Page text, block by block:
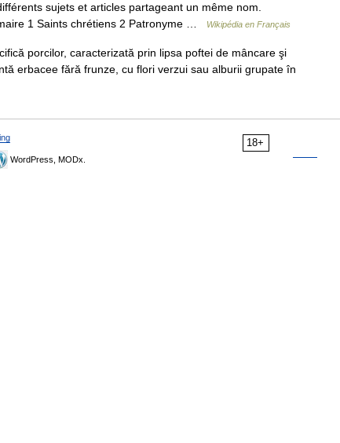
sujets et articles partageant un même nom.
1 Saints chrétiens 2 Patronyme …
Wikipédia en Français
porcilor, caracterizată prin lipsa poftei de mâncare şi
erbacee fără frunze, cu flori verzui sau alburii grupate în
18+
WordPress, MODx.